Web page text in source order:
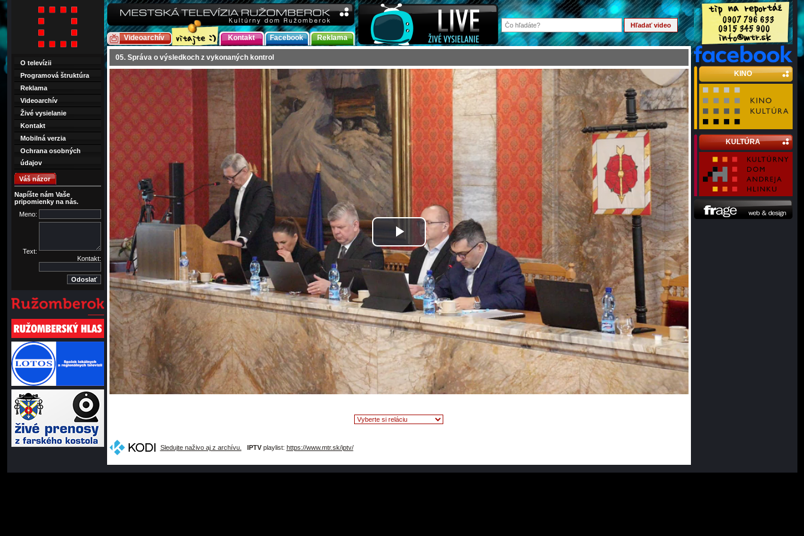
Videoarchív Kontakt Facebook Reklama
05. Správa o výsledkoch z vykonaných kontrol
Prehrať
video
Sledujte naživo aj z archívu. IPTVplaylist: https://www.mtr.sk/iptv/
O televízii
Programová štruktúra
Reklama
Videoarchív
Živé vysielanie
Kontakt
Mobilná verzia
Ochrana osobných
údajov
Váš názor
Napíšte nám Vaše
pripomienky na nás.
Meno:
Text:
Kontakt:
KINO
KULTÚRA